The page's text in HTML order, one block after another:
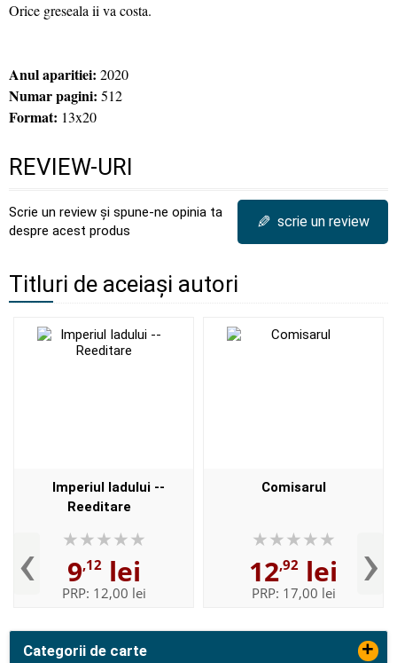
Categorii de carte +
Orice greseala ii va costa.
Anul aparitiei: 2020
Numar pagini: 512
Format: 13x20
REVIEW-URI
Scrie un review și spune-ne opinia ta
despre acest produs
✎ scrie un review
Titluri de aceiași autori
‹
Imperiul Iadului --
Reeditare
9,12lei
PRP: 12,00 lei
Comisarul
12,92 lei
PRP: 17,00 lei ›